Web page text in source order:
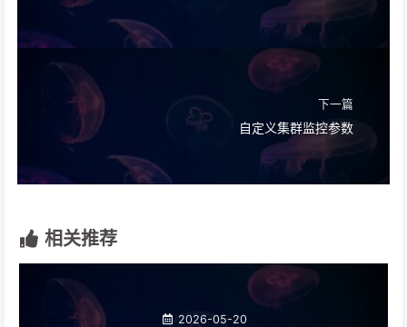
下一篇
自定义集群监控参数
相关推荐
2026-05-20